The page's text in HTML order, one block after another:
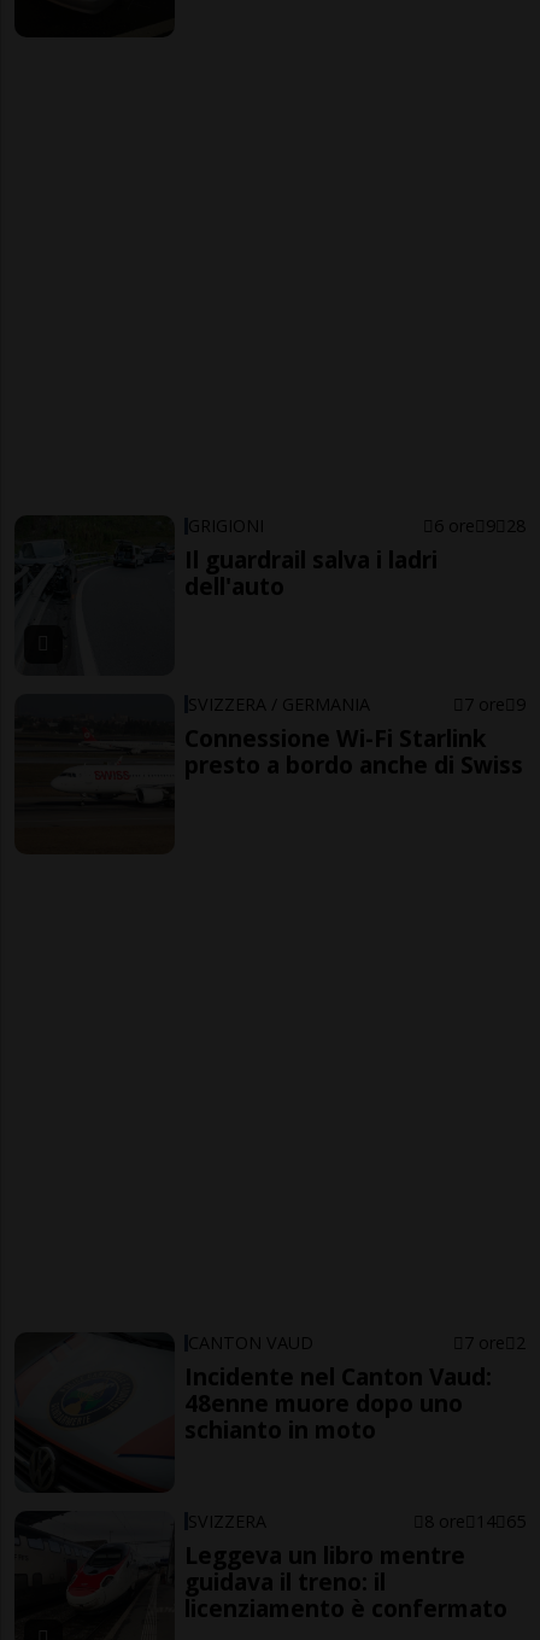
GRIGIONI 6 ore 9 28
Il guardrail salva i ladri
dell'auto
SVIZZERA / GERMANIA 7 ore 9
Connessione Wi-Fi Starlink
presto a bordo anche di Swiss
CANTON VAUD 7 ore 2
Incidente nel Canton Vaud:
48enne muore dopo uno
schianto in moto
SVIZZERA 8 ore 14 65
Leggeva un libro mentre
guidava il treno: il
licenziamento è confermato